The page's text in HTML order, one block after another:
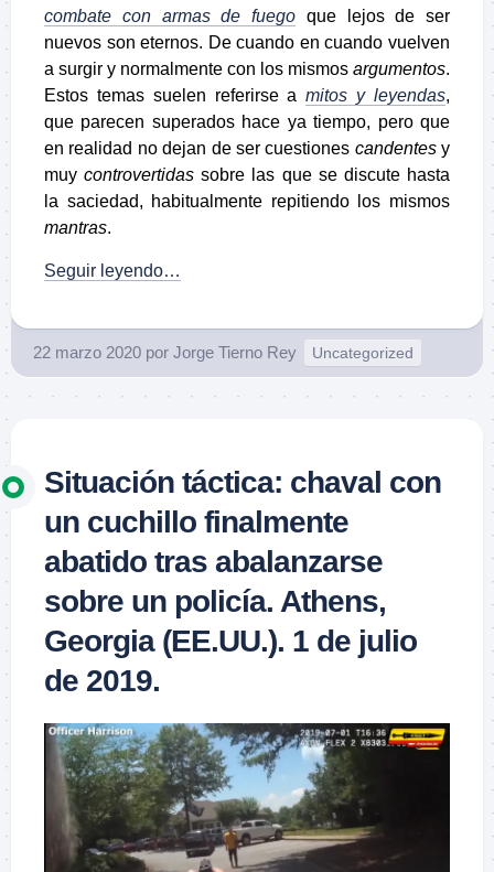
combate con armas de fuego que lejos de ser
nuevos son eternos. De cuando en cuando vuelven
a surgir y normalmente con los mismos argumentos.
Estos temas suelen referirse amitos y leyendas,
que parecen superados hace ya tiempo, pero que
en realidad no dejan de ser cuestiones candentesy
muycontrovertidas sobre las que se discute hasta
la saciedad, habitualmente repitiendo los mismos
mantras.
Seguir leyendo…
22 marzo 2020 por Jorge Tierno Rey Uncategorized
Situación táctica: chaval con
un cuchillo finalmente
abatido tras abalanzarse
sobre un policía. Athens,
Georgia (EE.UU.). 1 de julio
de 2019.